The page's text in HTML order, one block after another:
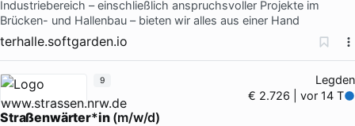
Industriebereich – einschließlich anspruchsvoller Projekte im
Brücken- und Hallenbau – bieten wir alles aus einer Hand
terhalle.softgarden.io
Legden
€ 2.726 | vor 14 T
Straßenwärter*in(m/w/d)
9